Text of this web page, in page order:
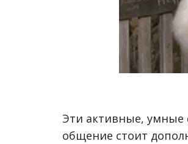
Эти активные, умные
общение стоит